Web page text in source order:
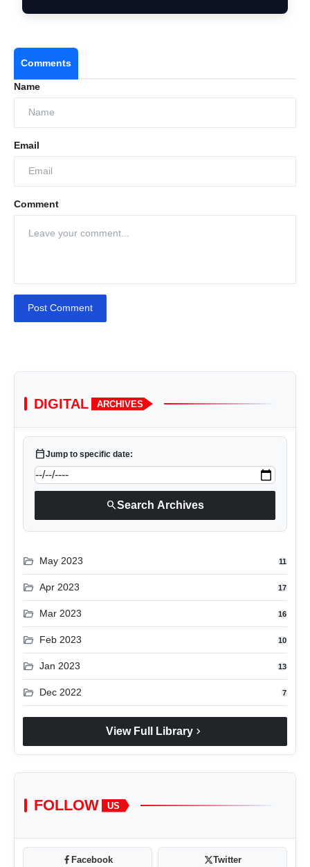
Comments
Name
Email
Comment
Post Comment
DIGITAL ARCHIVES
calendar_todayJump to specific date:
searchSearch Archives
folder_open May 2023 11
folder_open Apr 2023 17
folder_open Mar 2023 16
folder_open Feb 2023 10
folder_open Jan 2023 13
folder_open Dec 2022 7
View Full Library chevron_right
FOLLOW US
Facebook Twitter